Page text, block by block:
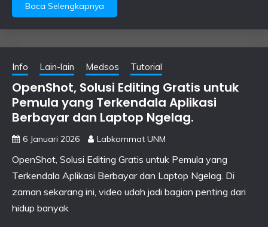
Baca Selengkapnya
Info Lain-lain Medsos Tutorial
OpenShot, Solusi Editing Gratis untuk
Pemula yang Terkendala Aplikasi
Berbayar dan Laptop Ngelag.
6 Januari 2026 Labkommat UNM
OpenShot, Solusi Editing Gratis untuk Pemula yang
Terkendala Aplikasi Berbayar dan Laptop Ngelag. Di
zaman sekarang ini, video udah jadi bagian penting dari
hidup banyak